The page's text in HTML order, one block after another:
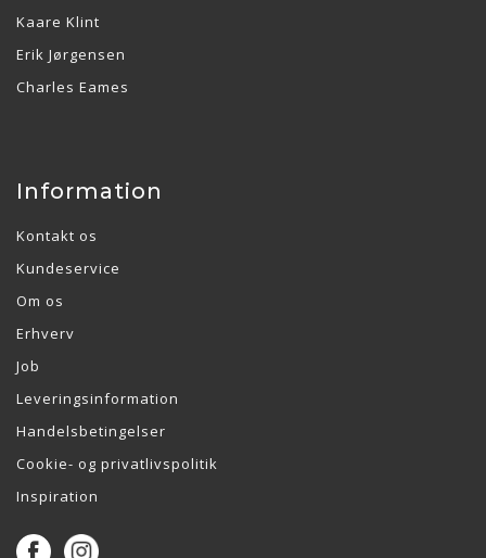
Kaare Klint
Erik Jørgensen
Charles Eames
Information
Kontakt os
Kundeservice
Om os
Erhverv
Job
Leveringsinformation
Handelsbetingelser
Cookie- og privatlivspolitik
Inspiration